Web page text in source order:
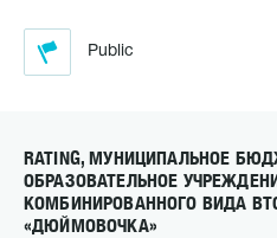
Public
RATING, МУНИЦИПАЛЬНОЕ
ОБРАЗОВАТЕЛЬНОЕ
КОМБИНИРОВАННОГО ВИДА
«ДЮЙМОВОЧКА»